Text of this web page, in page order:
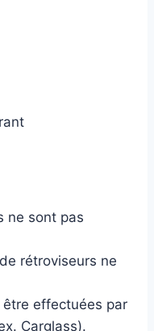
ne sont pas
rétroviseurs ne
effectuées par
Carglass).